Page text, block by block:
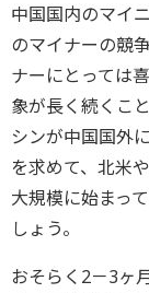
中国国内のマイ
のマイナーの競
ナーにとっては
象が長く続くこ
シンが中国国外
を求めて、北米
大規模に始まっ
しょう。
おそらく2－3ヶ